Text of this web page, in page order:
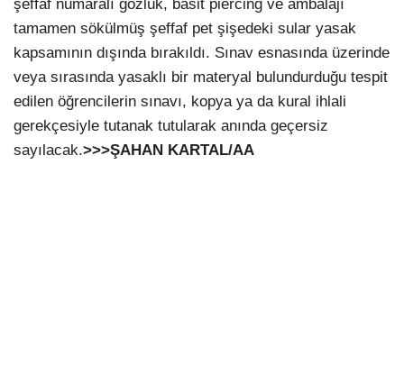
şeffaf numaralı gözlük, basit piercing ve ambalajı
tamamen sökülmüş şeffaf pet şişedeki sular yasak
kapsamının dışında bırakıldı. Sınav esnasında üzerinde
veya sırasında yasaklı bir materyal bulundurduğu tespit
edilen öğrencilerin sınavı, kopya ya da kural ihlali
gerekçesiyle tutanak tutularak anında geçersiz
sayılacak.>>>ŞAHAN KARTAL/AA